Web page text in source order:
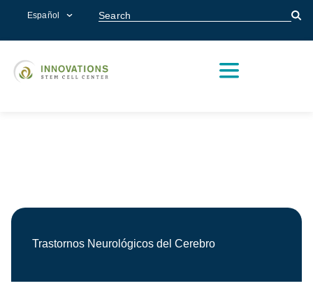
Español
Trastornos Neurológicos del Cerebro